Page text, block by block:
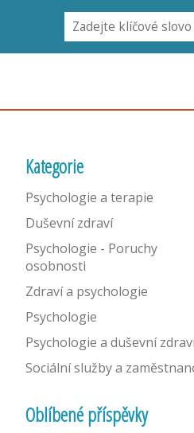
Kategorie
Psychologie a terapie
Duševní zdraví
Psychologie - Poruchy
osobnosti
Zdraví a psychologie
Psychologie
Psychologie a duševní
Sociální služby a
Oblíbené příspěvky